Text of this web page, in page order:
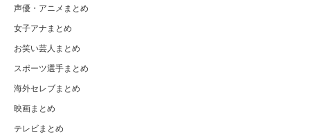
声優・アニメまとめ
女子アナまとめ
お笑い芸人まとめ
スポーツ選手まとめ
海外セレブまとめ
映画まとめ
テレビまとめ